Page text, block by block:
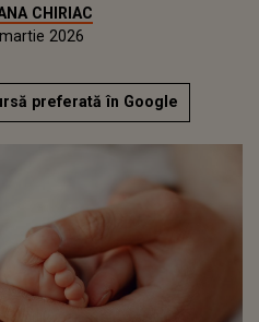
CHIRIAC
2026
preferată în Google